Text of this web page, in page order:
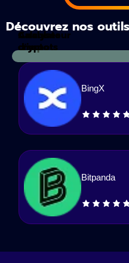
Découvrez nos outils
Calculateur
d'impots
Analyses
crypto
BingX
Bitpanda